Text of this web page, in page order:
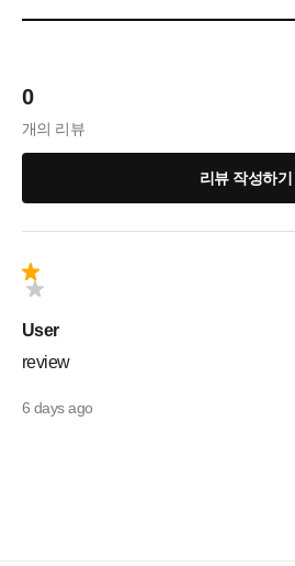
0
개의 리뷰
리뷰 작성하기
User
review
6 days ago